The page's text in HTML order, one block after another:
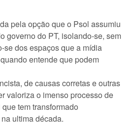
pela opção que o Psol assumiu
governo do PT, isolando-se, sem
se dos espaços que a mídia
entende que podem
de causas corretas e outras
valoriza o imenso processo de
tem transformado
ultima década.